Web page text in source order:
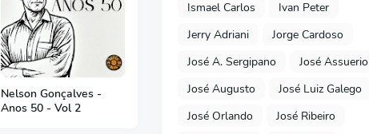
Nelson Gonçalves -
Anos 50 - Vol 2
Ismael Carlos
Ivan Peter
Jerry Adriani
Jorge Cardoso
José A. Sergipano
José Assuerio
José Augusto
José Luiz Galego
José Orlando
José Ribeiro